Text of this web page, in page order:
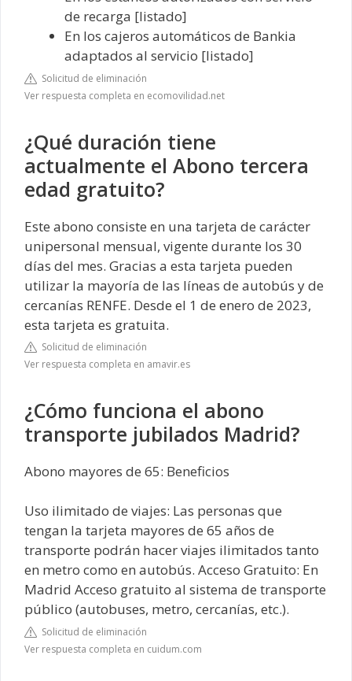
de recarga [listado]
En los cajeros automáticos de Bankia
adaptados al servicio [listado]
Solicitud de eliminación
Ver respuesta completa en ecomovilidad.net
¿Qué duración tiene
actualmente el Abono tercera
edad gratuito?
Este abono consiste en una tarjeta de carácter
unipersonal mensual, vigente durante los 30
días del mes. Gracias a esta tarjeta pueden
utilizar la mayoría de las líneas de autobús y de
cercanías RENFE. Desde el 1 de enero de 2023,
esta tarjeta es gratuita.
Solicitud de eliminación
Ver respuesta completa en amavir.es
¿Cómo funciona el abono
transporte jubilados Madrid?
Abono mayores de 65: Beneficios
Uso ilimitado de viajes: Las personas que
tengan la tarjeta mayores de 65 años de
transporte podrán hacer viajes ilimitados tanto
en metro como en autobús. Acceso Gratuito: En
Madrid Acceso gratuito al sistema de transporte
público (autobuses, metro, cercanías, etc.).
Solicitud de eliminación
Ver respuesta completa en cuidum.com